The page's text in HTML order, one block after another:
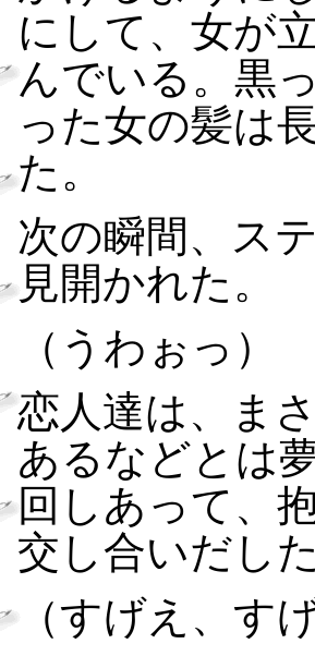
にして、女が
んでいる。黒
った女の髪は
た。
次の瞬間、ス
見開かれた。
（うわぉっ）
恋人達は、ま
あるなどとは
回しあって、
交し合いだし
（すげえ、す